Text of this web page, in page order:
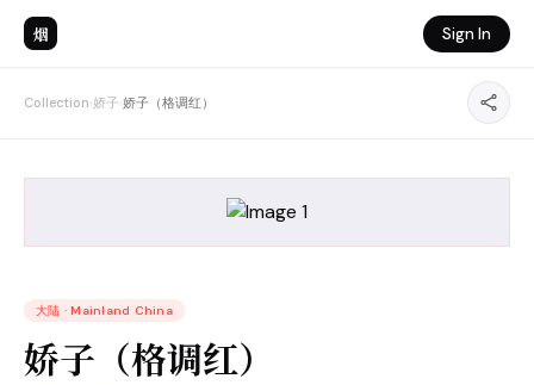
烟 Sign In
Collection›娇子›娇子（格调红）
大陆 · Mainland China
娇子（格调红）